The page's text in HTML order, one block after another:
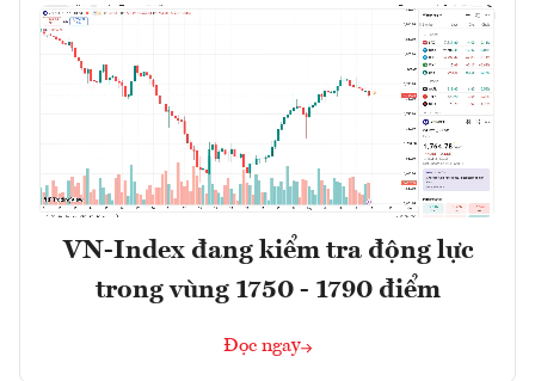
VN-Index đang kiểm tra động lực
trong vùng 1750 - 1790 điểm
Đọc ngay